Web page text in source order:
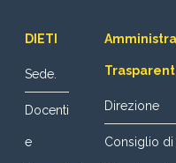
DIETI
Sede.
Docenti
e
Direzione
Consiglio di